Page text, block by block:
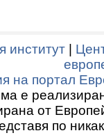
институт
на портал
е
от
по